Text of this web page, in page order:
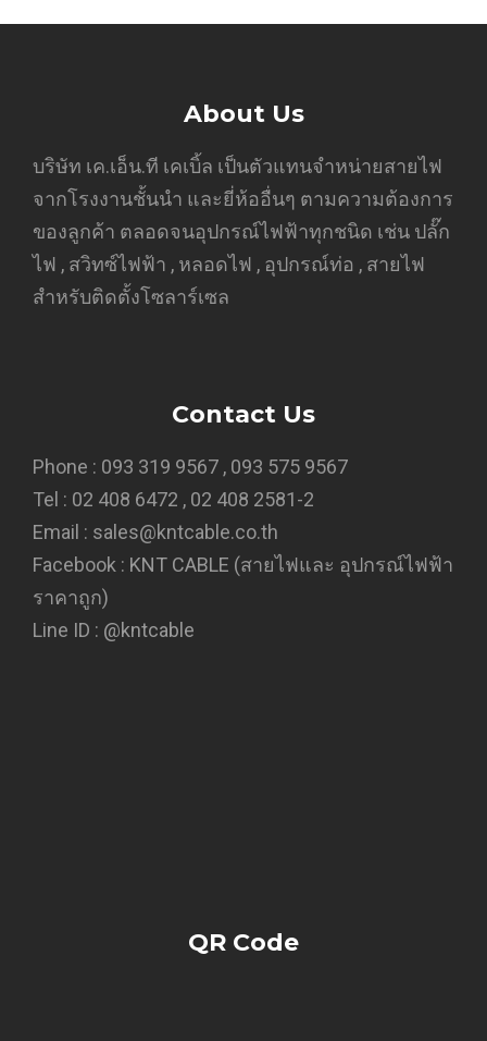
About Us
บริษัท เค.เอ็น.ที เคเบิ้ล เป็นตัวแทนจำหน่ายสายไฟ
จากโรงงานชั้นนำ และยี่ห้ออื่นๆ ตามความต้องการ
ของลูกค้า ตลอดจนอุปกรณ์ไฟฟ้าทุกชนิด เช่น ปลั๊ก
ไฟ , สวิทซ์ไฟฟ้า , หลอดไฟ , อุปกรณ์ท่อ , สายไฟ
สำหรับติดตั้งโซลาร์เซล
Contact Us
Phone : 093 319 9567 , 093 575 9567
Tel : 02 408 6472 , 02 408 2581-2
Email : sales@kntcable.co.th
Facebook : KNT CABLE (สายไฟและ อุปกรณ์ไฟฟ้า
ราคาถูก)
Line ID : @kntcable
QR Code